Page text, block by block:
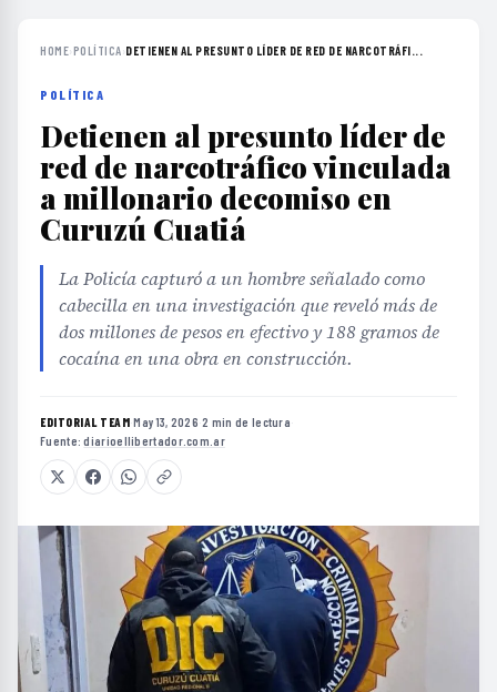
HOME›POLÍTICA›DETIENEN AL PRESUNTO LÍDER DE RED DE NARCOTRÁFI...
POLÍTICA
Detienen al presunto líder de
red de narcotráfico vinculada
a millonario decomiso en
Curuzú Cuatiá
La Policía capturó a un hombre señalado como
cabecilla en una investigación que reveló más de
dos millones de pesos en efectivo y 188 gramos de
cocaína en una obra en construcción.
EDITORIAL TEAM·May 13, 2026·2 min de lectura·
Fuente:diarioellibertador.com.ar